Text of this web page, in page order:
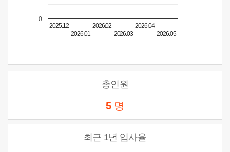
2025.12
2026.01
2026.02
2026.03
2026.04
2026.05
0
총인원
5 명
최근 1년 입사율